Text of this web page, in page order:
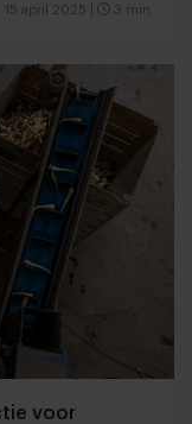
15 april 2025 3 min
voor